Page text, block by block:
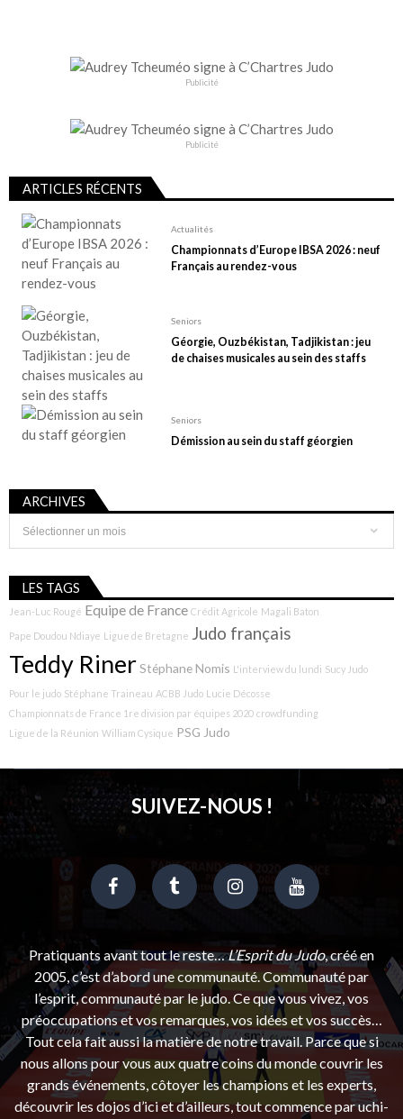
Publicité
Publicité
ARTICLES RÉCENTS
Actualités
Championnats d’Europe IBSA 2026 : neuf
Français au rendez-vous
Seniors
Géorgie, Ouzbékistan, Tadjikistan : jeu
de chaises musicales au sein des staffs
Seniors
Démission au sein du staff géorgien
ARCHIVES
Archives
LES TAGS
Jean-Luc Rougé Equipe de France Crédit Agricole Magali Baton
Pape Doudou Ndiaye Ligue de Bretagne Judo français
Teddy RinerStéphane Nomis L'interview du lundi Sucy Judo
Pour le judo Stéphane Traineau ACBB Judo Lucie Décosse
Championnats de France 1re division par équipes 2020 crowdfunding
Ligue de la Réunion William Cysique PSG Judo
SUIVEZ-NOUS !
Pratiquants avant tout le reste…L’Esprit du Judo, créé en
2005, c’est d’abord une communauté. Communauté par
l’esprit, communauté par le judo. Ce que vous vivez, vos
préoccupations et vos remarques, vos idées et vos succès…
Tout cela fait aussi la matière de notre travail. Parce que si
nous allons pour vous aux quatre coins du monde couvrir les
grands événements, côtoyer les champions et les experts,
découvrir les dojos d’ici et d’ailleurs, tout commence par uchi-